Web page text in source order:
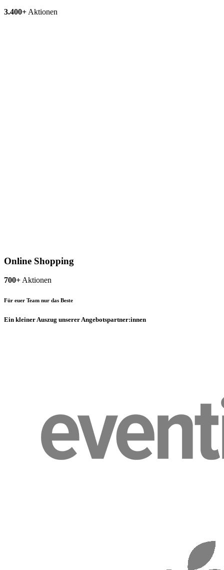
3.400+ Aktionen
Online Shopping
700+ Aktionen
Für euer Team nur das Beste
Ein kleiner Auszug unserer Angebotspartner:innen